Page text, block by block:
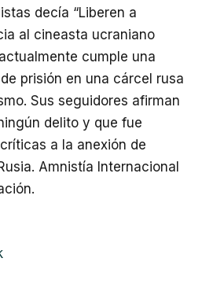
decía “Liberen a
al cineasta ucraniano
cumple una
prisión en una cárcel rusa
Sus seguidores afirman
delito y que fue
a la anexión de
Amnistía Internacional